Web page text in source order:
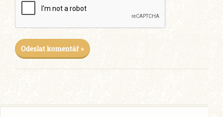
Odeslat komentář »